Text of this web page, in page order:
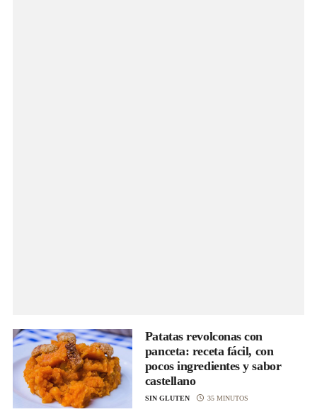
Patatas revolconas con
panceta: receta fácil, con
pocos ingredientes y sabor
castellano
SIN GLUTEN 35 MINUTOS